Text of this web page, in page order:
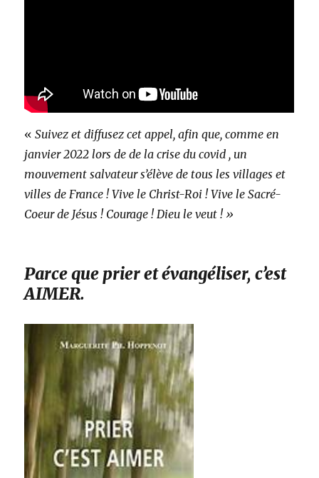
«Suivez et diffusez cet appel, afin que, comme en
janvier 2022 lors de de la crise du covid , un
mouvement salvateur s’élève de tous les villages et
villes de France ! Vive le Christ-Roi ! Vive le Sacré-
Coeur de Jésus ! Courage ! Dieu le veut ! »
Parce que prier et évangéliser, c’est
AIMER.